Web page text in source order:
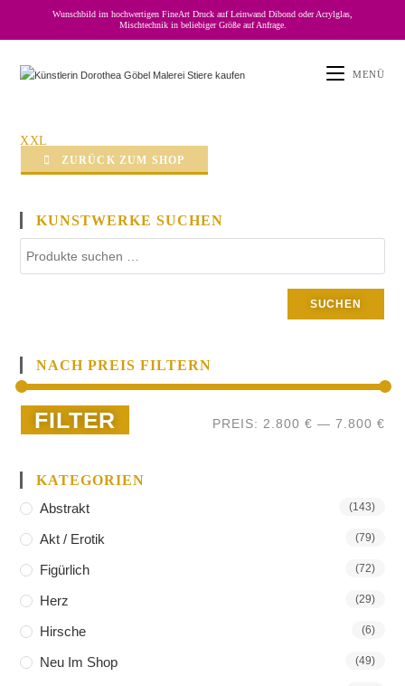
Wunschbild im hochwertigen FineArt Druck auf Leinwand Dibond oder Acrylglas,
Mischtechnik in beliebiger Größe auf Anfrage.
MENÜ
XXL
ZURÜCK ZUM SHOP
KUNSTWERKE SUCHEN
SUCHEN
NACH PREIS FILTERN
FILTER PREIS: 2.800 € — 7.800 €
KATEGORIEN
Abstrakt
(143)
Akt / Erotik (79)
Figürlich (72)
Herz (29)
Hirsche (6)
Neu Im Shop (49)